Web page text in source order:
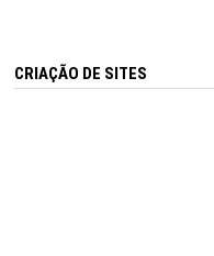
CRIAÇÃO DE SITES